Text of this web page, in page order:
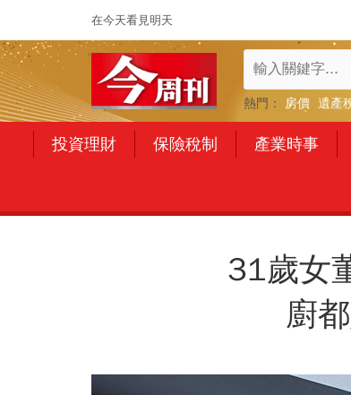
在今天看見明天
熱門： 房價 遺產
投資理財 保險稅制 產業時事
31歲女
廚